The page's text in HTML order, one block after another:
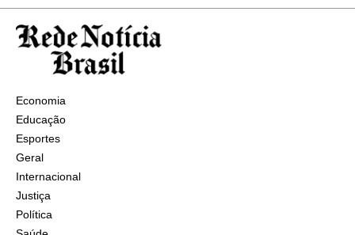
Economia
Educação
Esportes
Geral
Internacional
Justiça
Política